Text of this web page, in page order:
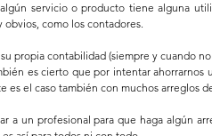
servicio o producto tiene alguna
obvios, como los contadores.
propia contabilidad (siempre y cuando
es cierto que por intentar
es el caso también con muchos arreglos
a un profesional para que haga algún